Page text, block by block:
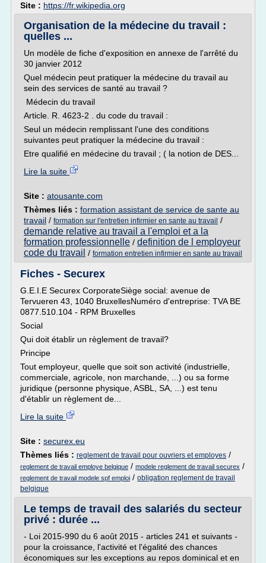
Site : https://fr.wikipedia.org
Organisation de la médecine du travail :
quelles ...
Un modèle de fiche d'exposition en annexe de l'arrêté du
30 janvier 2012
Quel médecin peut pratiquer la médecine du travail au
sein des services de santé au travail ?
Médecin du travail
Article. R. 4623-2 . du code du travail :
Seul un médecin remplissant l'une des conditions
suivantes peut pratiquer la médecine du travail :
Etre qualifié en médecine du travail ; ( la notion de DES...
Lire la suite
Site : atousante.com
Thèmes liés : formation assistant de service de sante au
travail / formation sur l'entretien infirmier en sante au travail /
demande relative au travail a l'emploi et a la
formation professionnelle / definition de l employeur
code du travail / formation entretien infirmier en sante au travail
Fiches - Securex
G.E.I.E Securex CorporateSiège social: avenue de
Tervueren 43, 1040 BruxellesNuméro d'entreprise: TVA BE
0877.510.104 - RPM Bruxelles
Social
Qui doit établir un règlement de travail?
Principe
Tout employeur, quelle que soit son activité (industrielle,
commerciale, agricole, non marchande, ...) ou sa forme
juridique (personne physique, ASBL, SA, ...) est tenu
d'établir un règlement de...
Lire la suite
Site : securex.eu
Thèmes liés : reglement de travail pour ouvriers et employes /
reglement de travail employe belgique / modele reglement de travail securex /
reglement de travail modele spf emploi / obligation reglement de travail
belgique
Le temps de travail des salariés du secteur
privé : durée ...
- Loi 2015-990 du 6 août 2015 - articles 241 et suivants -
pour la croissance, l'activité et l'égalité des chances
économiques sur les exceptions au repos dominical et en